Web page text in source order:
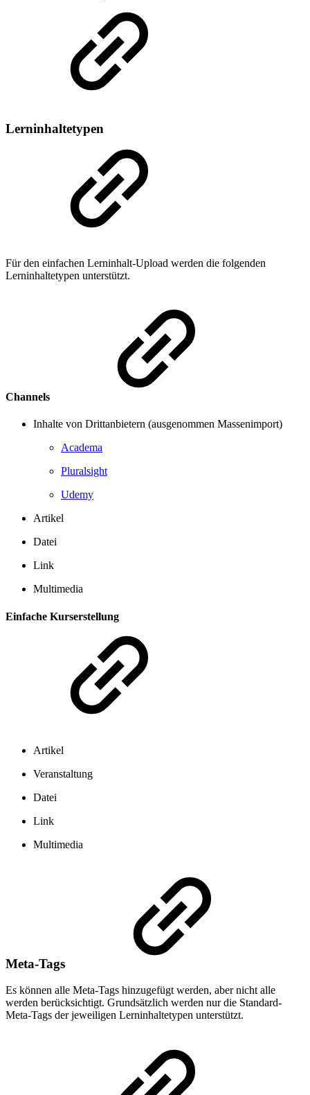
Lerninhaltetypen
Für den einfachen Lerninhalt-Upload werden die folgenden
Lerninhaltetypen unterstützt.
Channels
Inhalte von Drittanbietern (ausgenommen Massenimport)
Academa
Pluralsight
Udemy
Artikel
Datei
Link
Multimedia
Einfache Kurserstellung
Artikel
Veranstaltung
Datei
Link
Multimedia
Meta-Tags
Es können alle Meta-Tags hinzugefügt werden, aber nicht alle
werden berücksichtigt. Grundsätzlich werden nur die Standard-
Meta-Tags der jeweiligen Lerninhaltetypen unterstützt.